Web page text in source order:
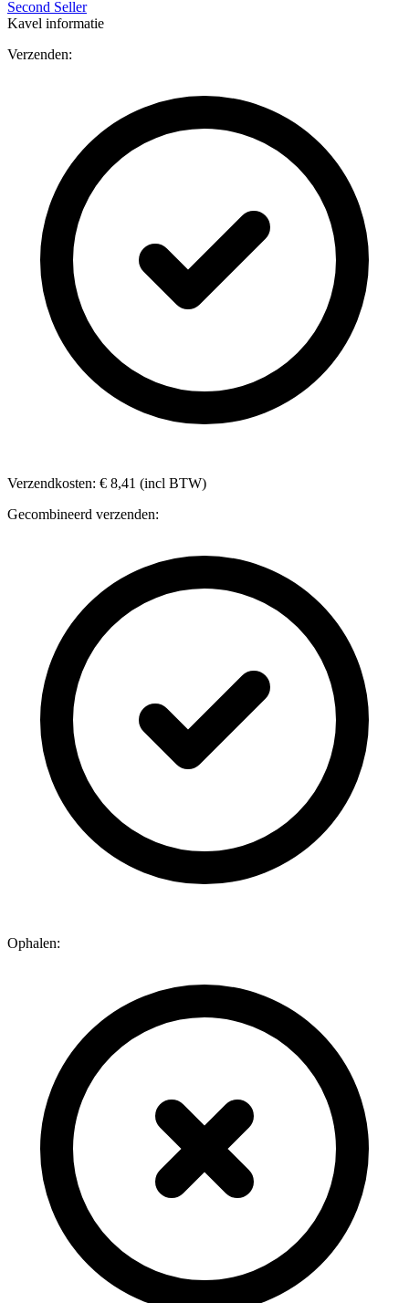
Second Seller
Kavel informatie
Verzenden:
Verzendkosten: € 8,41 (incl BTW)
Gecombineerd verzenden:
Ophalen: